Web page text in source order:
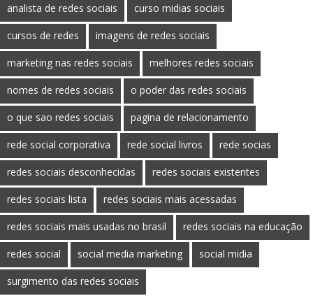
analista de redes sociais curso midias sociais
cursos de redes imagens de redes sociais
marketing nas redes sociais melhores redes sociais
nomes de redes sociais o poder das redes sociais
o que sao redes sociais pagina de relacionamento
rede social corporativa rede social livros rede socias
redes sociais desconhecidas redes sociais existentes
redes sociais lista redes sociais mais acessadas
redes sociais mais usadas no brasil redes sociais na educação
redes social social media marketing social midia
surgimento das redes sociais